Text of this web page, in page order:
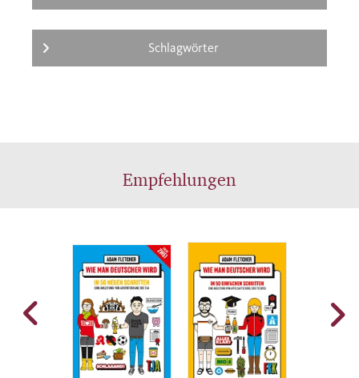
Schlagwörter
Empfehlungen